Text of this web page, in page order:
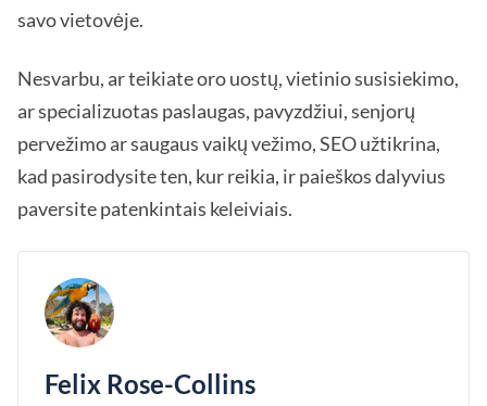
savo vietovėje.
Nesvarbu, ar teikiate oro uostų, vietinio susisiekimo,
ar specializuotas paslaugas, pavyzdžiui, senjorų
pervežimo ar saugaus vaikų vežimo, SEO užtikrina,
kad pasirodysite ten, kur reikia, ir paieškos dalyvius
paversite patenkintais keleiviais.
Felix Rose-Collins